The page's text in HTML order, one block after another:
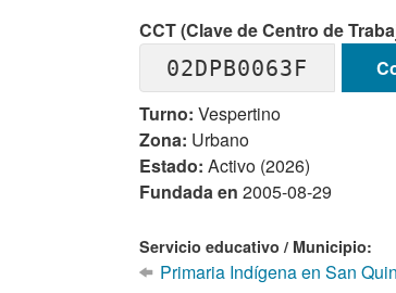
CCT (Clave de Centro de
02DPB0063F
Turno: Vespertino
Zona: Urbano
Estado: Activo (2026)
Fundada en2005-08-29
Servicio educativo / Municipio:
Primaria Indígena en San